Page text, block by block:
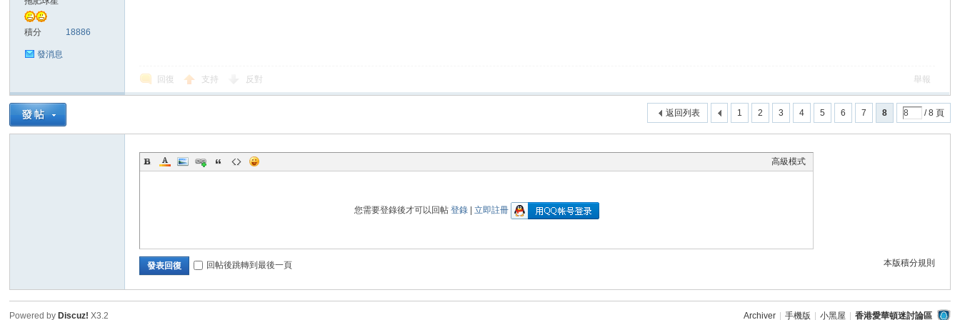
討
積分 18886
發消息
回復 支持 反對 舉報
1 2 3 4 5 6 7 8 / 8 頁
返回列表
高級模式
您需要登錄後才可以回帖 登錄| 立即註冊
本版積分規則
發表回復 回帖後跳轉到最後一頁
Archiver 手機版 小黑屋 香港愛華頓迷討論區
Powered by Discuz! X3.2